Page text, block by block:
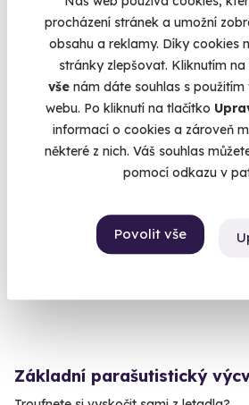
procházení stránek a umožní
obsahu a reklamy. Díky cookies
stránky zlepšovat. Kliknutím
vše nám dáte souhlas s
webu. Po kliknutí na tlačítko
informací o cookies a zároveň
některé z nich. Váš souhlas
pomocí odkazu v
Povolit vše
Jízda v buggy o výkonu 120 koní!
Dolní Bousov (Mladá Boleslav)
(+ 1 další lokalita)
14 900 Kč
Základní parašutistický